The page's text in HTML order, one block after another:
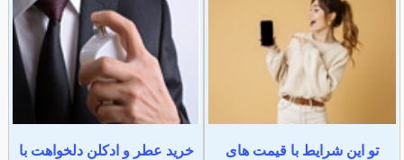
تو این شرایط با قیمت های
خرید عطر و ادکلن دلخواهت با